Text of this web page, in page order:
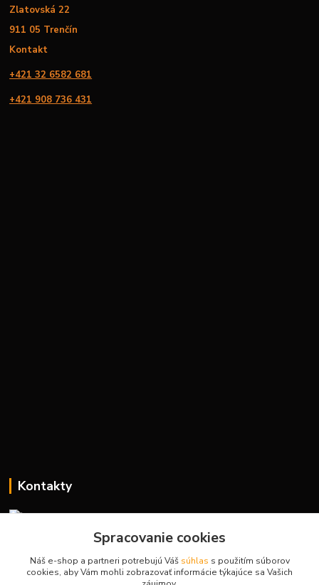
Zlatovská 22
911 05 Trenčín
Kontakt
+421 32 6582 681
+421 908 736 431
Kontakty
Martina
Spracovanie cookies
Náš e-shop a partneri potrebujú Váš súhlas s použitím súborov
cookies, aby Vám mohli zobrazovať informácie týkajúce sa Vašich